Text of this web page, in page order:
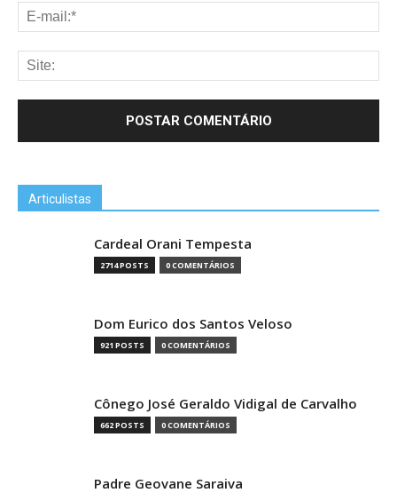
Articulistas
Cardeal Orani Tempesta
2714 POSTS 0 COMENTÁRIOS
Dom Eurico dos Santos Veloso
921 POSTS 0 COMENTÁRIOS
Cônego José Geraldo Vidigal de Carvalho
662 POSTS 0 COMENTÁRIOS
Padre Geovane Saraiva